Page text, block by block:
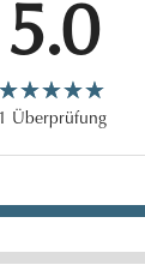
5.0
1 Überprüfung